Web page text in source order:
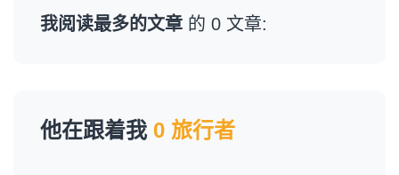
我阅读最多的文章 的 0 文章:
他在跟着我 0 旅行者